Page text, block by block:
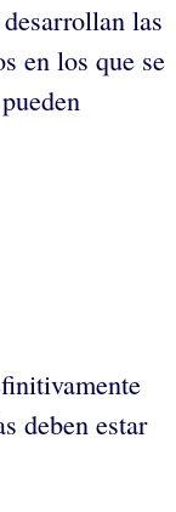
las
en los que se
deben estar